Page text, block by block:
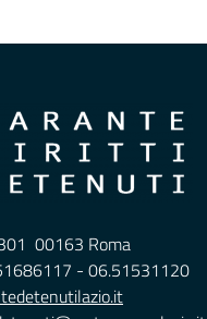
00163 Roma
- 06.51531120